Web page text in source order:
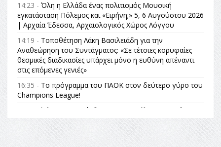
14:23 - Όλη η Ελλάδα ένας πολιτισμός Μουσική
εγκατάσταση Πόλεμος και «Ειρήνη;» 5, 6 Αυγούστου 2026
| Αρχαία Έδεσσα, Αρχαιολογικός Χώρος Λόγγου
14:19 - Τοποθέτηση Λάκη Βασιλειάδη για την
Αναθεώρηση του Συντάγματος: «Σε τέτοιες κορυφαίες
θεσμικές διαδικασίες υπάρχει μόνο η ευθύνη απέναντι
στις επόμενες γενιές»
16:35 - Το πρόγραμμα του ΠΑΟΚ στον δεύτερο γύρο του
Champions League!
Όλυμπος: Εντάχθηκε στον Κατάλογο Παγκόσμιας
Κληρονομιάς της UNESCO – Ομόφωνη η απόφαση Ο
Όλυμπος αναγνωρίστηκε ως φυσικό και πολιτιστικό
αγαθό εξέχουσας οικουμενικής αξίας για την